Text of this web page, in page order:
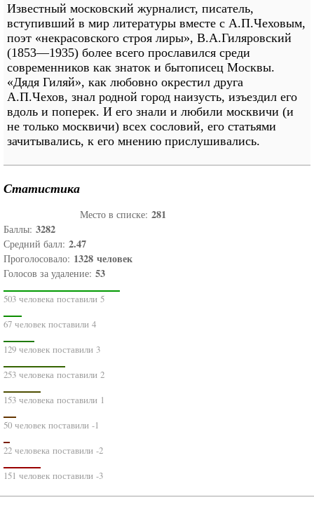
Известный московский журналист, писатель,
вступивший в мир литературы вместе с А.П.Чеховым,
поэт «некрасовского строя лиры», В.А.Гиляровский
(1853—1935) более всего прославился среди
современников как знаток и бытописец Москвы.
«Дядя Гиляй», как любовно окрестил друга
А.П.Чехов, знал родной город наизусть, изъездил его
вдоль и поперек. И его знали и любили москвичи (и
не только москвичи) всех сословий, его статьями
зачитывались, к его мнению прислушивались.
Статистика
Место в списке: 281
Баллы: 3282
Средний балл: 2.47
Проголосовало: 1328 человек
Голосов за удаление: 53
503 человека поставили 5
67 человек поставили 4
129 человек поставили 3
253 человека поставили 2
153 человека поставили 1
50 человек поставили -1
22 человека поставили -2
151 человек поставили -3